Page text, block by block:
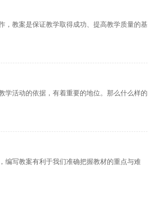
，教案是保证教学取得成功、提高教学质量的基
学活动的依据，有着重要的地位。那么什么样的
编写教案有利于我们准确把握教材的重点与难